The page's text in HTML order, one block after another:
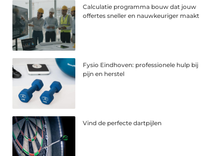
Calculatie programma bouw dat jouw
offertes sneller en nauwkeuriger maakt
Fysio Eindhoven: professionele hulp bij
pijn en herstel
Vind de perfecte dartpijlen